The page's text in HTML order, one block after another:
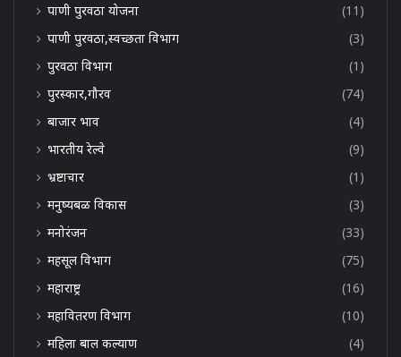
पाणी पुरवठा योजना
(11)
पाणी पुरवठा,स्वच्छता विभाग
(3)
पुरवठा विभाग
(1)
पुरस्कार,गौरव
(74)
बाजार भाव
(4)
भारतीय रेल्वे
(9)
भ्रष्टाचार
(1)
मनुष्यबळ विकास
(3)
मनोरंजन
(33)
महसूल विभाग
(75)
महाराष्ट्र
(16)
महावितरण विभाग
(10)
महिला बाल कल्याण
(4)